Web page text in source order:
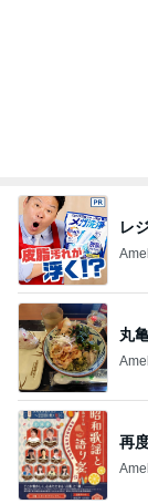
レ
丸
再